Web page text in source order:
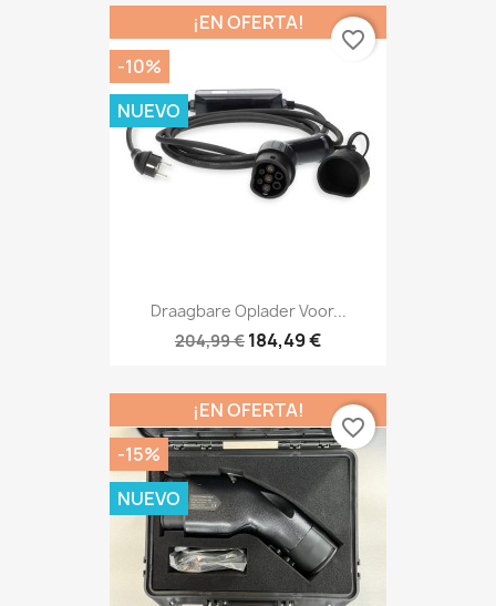
Draagbare Oplader Voor...
204,99 € 184,49 €
¡EN OFERTA!
-10%
NUEVO
favorite_border
¡EN OFERTA!
-15%
NUEVO
favorite_border